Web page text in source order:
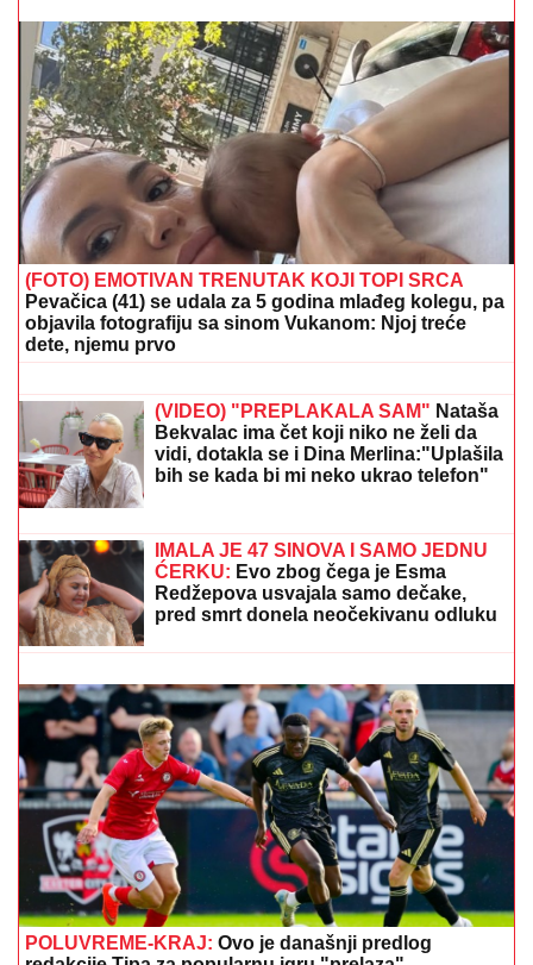
Ovako je izgledala SVADBA Saše Popovića i Suzane
Jovanović: PUSTILI JOJ SNIMAK nakon njegove
smrti, SAMO ŠTO NE KRENU SUZE, a ovakav poklon
za mladence se danas retko viđa!
OGROMNA KAMENA OGRADA I
GIPSANI LAVOVIOvo je porodična
kuća Dragana Stankovića, sazidao
dvorac u Grockoj, tu razvio i biznis
SPECIJALNA VEČERAMatora okupila
najdraže ljude: Evo gde se opuštaju,
rijaliti učesnici puno srce (FOTO)
(FOTO) EMOTIVAN TRENUTAK KOJI TOPI SRCA
Pevačica (41) se udala za 5 godina mlađeg kolegu, pa
objavila fotografiju sa sinom Vukanom: Njoj treće
dete, njemu prvo
LEKOVITA SNAGA MORA:Četiri
zdravstvena razloga da odmah odete
na plažu